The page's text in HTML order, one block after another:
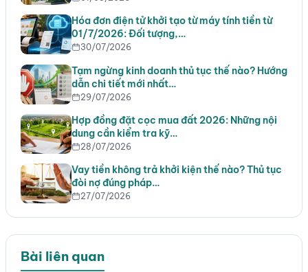
Hóa đơn điện tử khởi tạo từ máy tính tiền từ
01/7/2026: Đối tượng,…
30/07/2026
Tạm ngừng kinh doanh thủ tục thế nào? Hướng
dẫn chi tiết mới nhất…
29/07/2026
Hợp đồng đặt cọc mua đất 2026: Những nội
dung cần kiểm tra kỹ…
28/07/2026
Vay tiền không trả khởi kiện thế nào? Thủ tục
đòi nợ đúng pháp…
27/07/2026
Bài liên quan